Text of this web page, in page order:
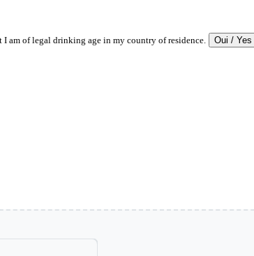
I am of legal drinking age in my country of residence.